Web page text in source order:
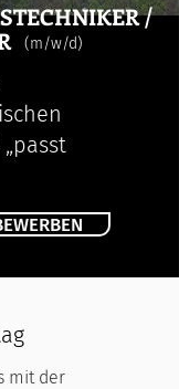
/
(m/w/d)
mit der